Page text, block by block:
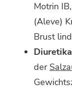
Motrin
(Aleve)
Brust
der